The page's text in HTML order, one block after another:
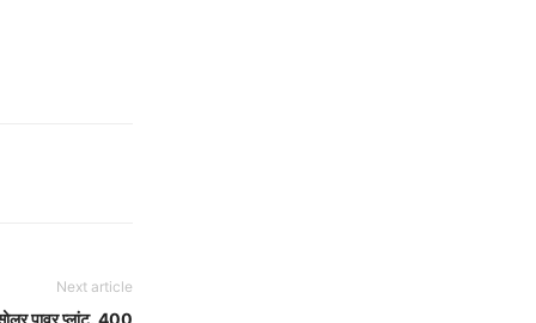
Next article
पावर प्लांट, 400